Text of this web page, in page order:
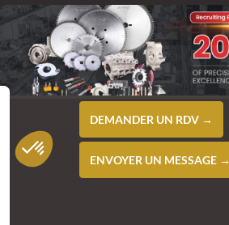
DEMANDER UN RDV →
ENVOYER UN MESSAGE →